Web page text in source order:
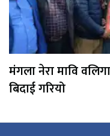
मंगला नेरा मावि
बिदाई गरियो